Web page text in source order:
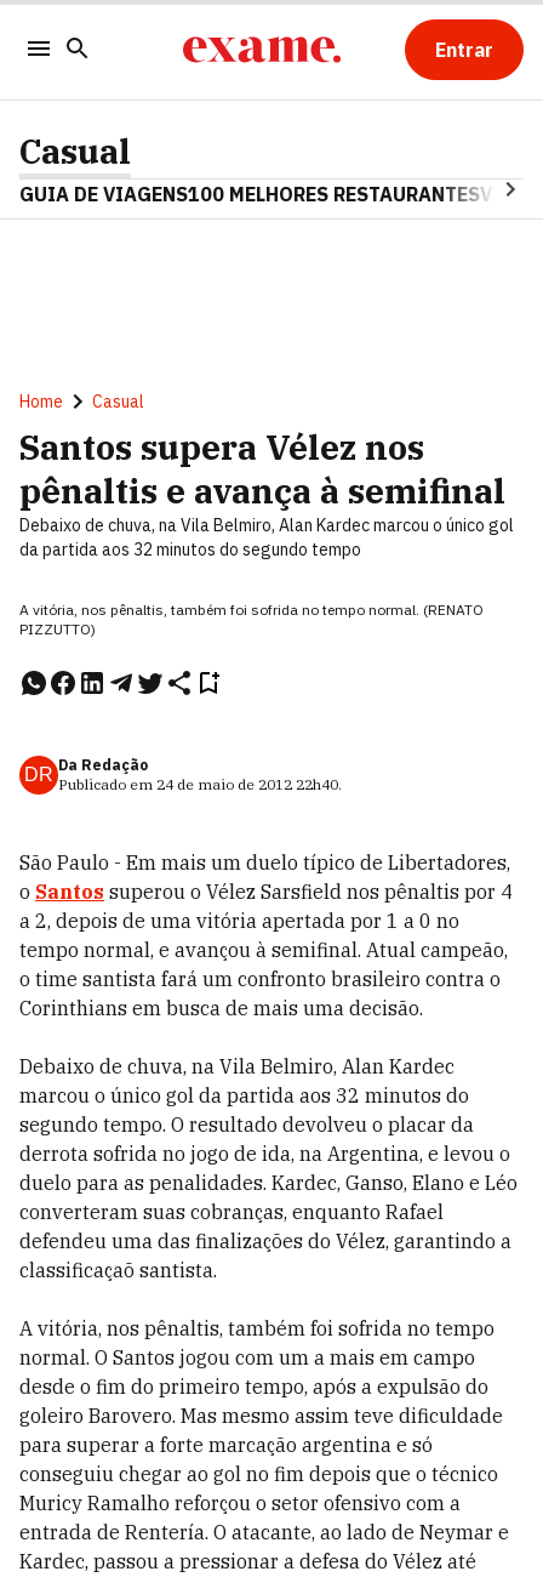
Entrar
Casual
GUIA DE VIAGENS100 MELHORES RESTAURANTES
Home Casual
Santos supera Vélez nos
pênaltis e avança à semifinal
Debaixo de chuva, na Vila Belmiro, Alan Kardec marcou o único gol
da partida aos 32 minutos do segundo tempo
A vitória, nos pênaltis, também foi sofrida no tempo normal. (RENATO
PIZZUTTO)
DR Da Redação
Publicado em 24 de maio de 2012 22h40.
São Paulo - Em mais um duelo típico de Libertadores,
o Santos superou o Vélez Sarsfield nos pênaltis por 4
a 2, depois de uma vitória apertada por 1 a 0 no
tempo normal, e avançou à semifinal. Atual campeão,
o time santista fará um confronto brasileiro contra o
Corinthians em busca de mais uma decisão.
Debaixo de chuva, na Vila Belmiro, Alan Kardec
marcou o único gol da partida aos 32 minutos do
segundo tempo. O resultado devolveu o placar da
derrota sofrida no jogo de ida, na Argentina, e levou o
duelo para as penalidades. Kardec, Ganso, Elano e Léo
converteram suas cobranças, enquanto Rafael
defendeu uma das finalizações do Vélez, garantindo a
classificaçaõ santista.
A vitória, nos pênaltis, também foi sofrida no tempo
normal. O Santos jogou com um a mais em campo
desde o fim do primeiro tempo, após a expulsão do
goleiro Barovero. Mas mesmo assim teve dificuldade
para superar a forte marcação argentina e só
conseguiu chegar ao gol no fim depois que o técnico
Muricy Ramalho reforçou o setor ofensivo com a
entrada de Rentería. O atacante, ao lado de Neymar e
Kardec, passou a pressionar a defesa do Vélez até